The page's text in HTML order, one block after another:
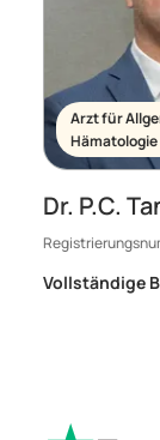
Arzt für
Hämatologie
Dr. P.C.
Vollständige